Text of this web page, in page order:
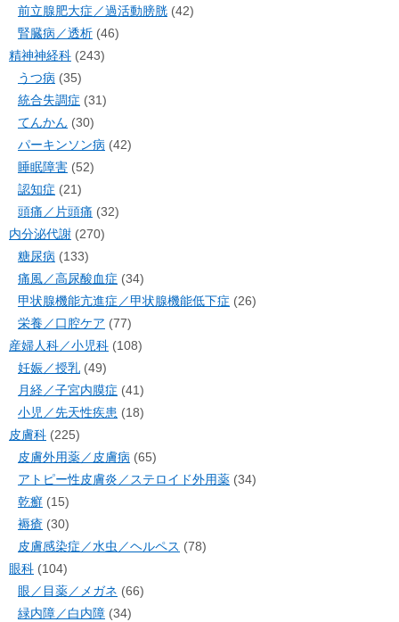
前立腺肥大症／過活動膀胱 (42)
腎臓病／透析 (46)
精神神経科 (243)
うつ病 (35)
統合失調症 (31)
てんかん (30)
パーキンソン病 (42)
睡眠障害 (52)
認知症 (21)
頭痛／片頭痛 (32)
内分泌代謝 (270)
糖尿病 (133)
痛風／高尿酸血症 (34)
甲状腺機能亢進症／甲状腺機能低下症 (26)
栄養／口腔ケア (77)
産婦人科／小児科 (108)
妊娠／授乳 (49)
月経／子宮内膜症 (41)
小児／先天性疾患 (18)
皮膚科 (225)
皮膚外用薬／皮膚病 (65)
アトピー性皮膚炎／ステロイド外用薬 (34)
乾癬 (15)
褥瘡 (30)
皮膚感染症／水虫／ヘルペス (78)
眼科 (104)
眼／目薬／メガネ (66)
緑内障／白内障 (34)